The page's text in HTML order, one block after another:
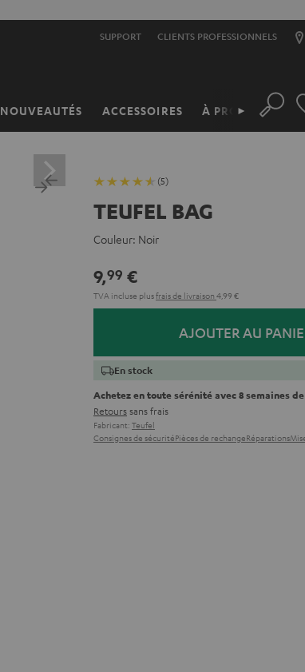
SUPPORT CLIENTS PROFESSIONNELS
NOUVEAUTÉS ACCESSOIRES À PROPOS
►
(5)
TEUFEL BAG
Couleur: Noir
9,99 €
TVA incluse plusfrais de livraison 4,99 €
AJOUTER AU
En stock
Achetez en toute sérénité avec 8 semaines
Retourssans frais
Fabricant: Teufel
Consignes de sécuritéPièces de rechangeRéparations